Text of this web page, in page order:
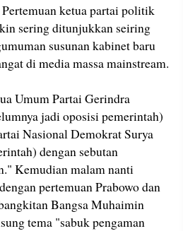
ketua partai politik
sering ditunjukkan seiring
susunan kabinet baru
di media massa mainstream.
Umum Partai Gerindra
jadi oposisi pemerintah)
Nasional Demokrat Surya
dengan sebutan
Kemudian malam nanti
pertemuan Prabowo dan
Bangsa Muhaimin
tema "sabuk pengaman